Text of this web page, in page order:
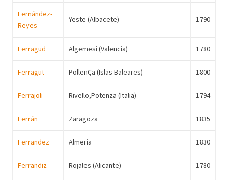
Fernández-
Reyes
Yeste (Albacete) 1790
Ferragud Algemesí (Valencia) 1780
Ferragut PollenÇa (Islas Baleares) 1800
Ferrajoli Rivello,Potenza (Italia) 1794
Ferrán Zaragoza 1835
Ferrandez Almeria 1830
Ferrandiz Rojales (Alicante) 1780